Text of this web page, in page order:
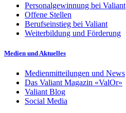
Personalgewinnung bei Valiant
Offene Stellen
Berufseinstieg bei Valiant
Weiterbildung und Förderung
Medien und Aktuelles
Medienmitteilungen und News
Das Valiant Magazin «ValOr»
Valiant Blog
Social Media